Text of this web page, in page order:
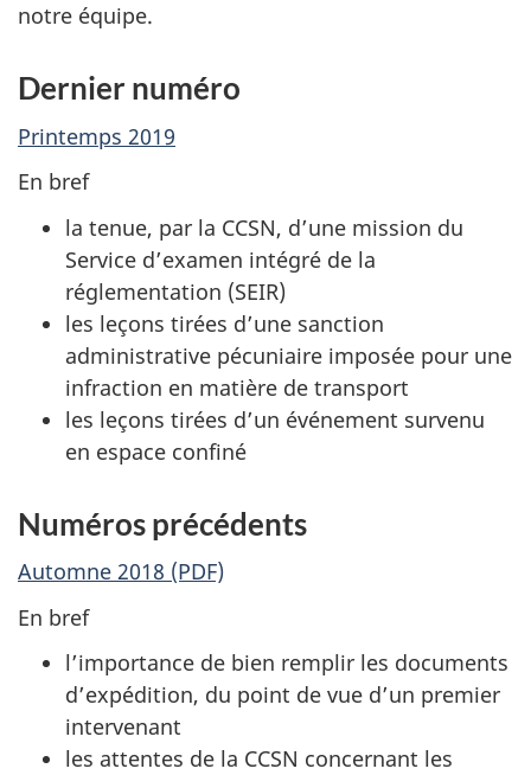
notre équipe.
Dernier numéro
Printemps 2019
En bref
la tenue, par la CCSN, d’une mission du
Service d’examen intégré de la
réglementation (SEIR)
les leçons tirées d’une sanction
administrative pécuniaire imposée pour une
infraction en matière de transport
les leçons tirées d’un événement survenu
en espace confiné
Numéros précédents
Automne 2018 (PDF)
En bref
l’importance de bien remplir les documents
d’expédition, du point de vue d’un premier
intervenant
les attentes de la CCSN concernant les